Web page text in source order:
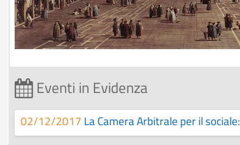
Eventi in Evidenza
02/12/2017 La Camera Arbitrale per il